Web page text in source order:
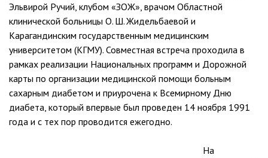
Эльвирой Ручий, клубом «ЗОЖ», врачом Областной
клинической больницы О. Ш. Жидельбаевой и
Карагандинским государственным медицинским
университетом (КГМУ). Совместная встреча проходила в
рамках реализации Национальных программ и Дорожной
карты по организации медицинской помощи больным
сахарным диабетом и приурочена к Всемирному Дню
диабета, который впервые был проведен 14 ноября 1991
года и с тех пор проводится ежегодно.
На